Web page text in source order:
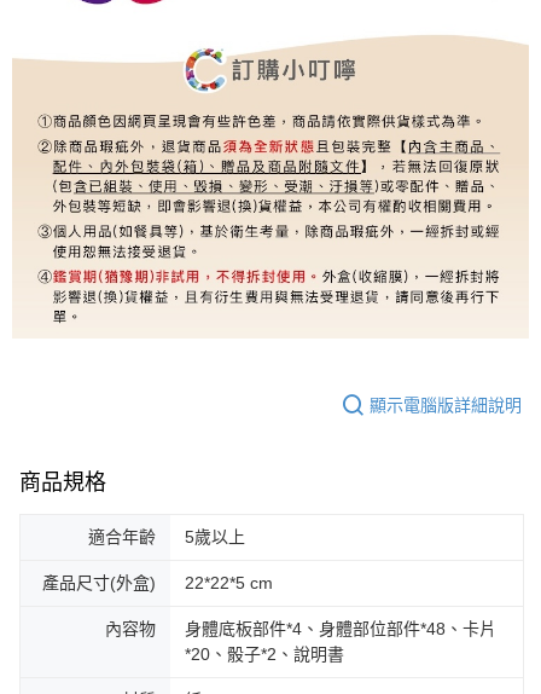
顯示電腦版詳細說明
商品規格
適合年齡 5歲以上
產品尺寸(外盒) 22*22*5 cm
內容物
身體底板部件*4、身體部位部件*48、卡片
*20、骰子*2、說明書